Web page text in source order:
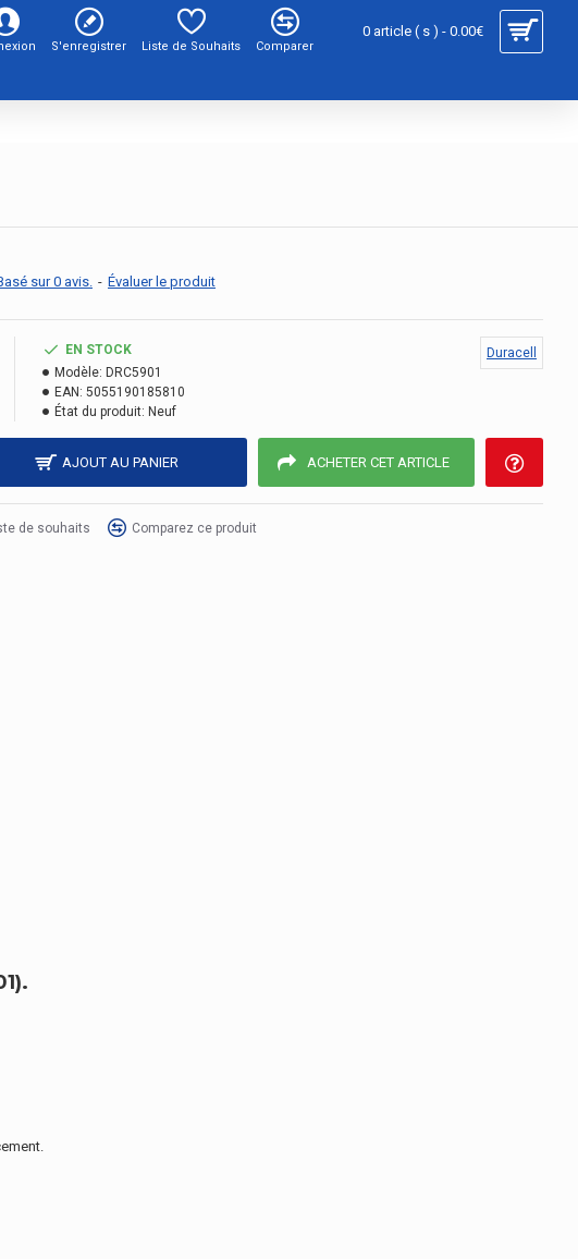
S'enregistrer Liste de Souhaits Comparer
0 article ( s ) - 0.00€
sur 0 avis. - Évaluer le produit
EN STOCK
Modèle: DRC5901
EAN: 5055190185810
État du produit: Neuf
Duracell
AJOUT AU PANIER ACHETER CET ARTICLE
de souhaits Comparez ce produit